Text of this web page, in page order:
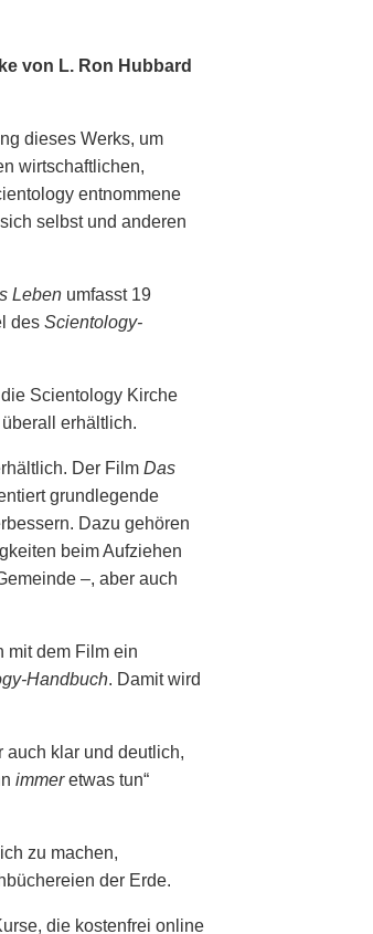
von L. Ron Hubbard
dieses Werks, um
wirtschaftlichen,
entnommene
selbst und anderen
Leben umfasst 19
des Scientology-
Scientology Kirche
erhältlich.
Der Film Das
grundlegende
Dazu gehören
beim Aufziehen
–, aber auch
mit dem Film ein
Handbuch. Damit wird
auch klar und deutlich,
immeretwas tun“
zu machen,
der Erde.
die kostenfrei online